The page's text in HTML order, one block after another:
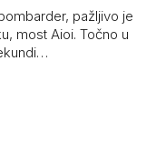
pažljivo je
most Aioi. Točno u